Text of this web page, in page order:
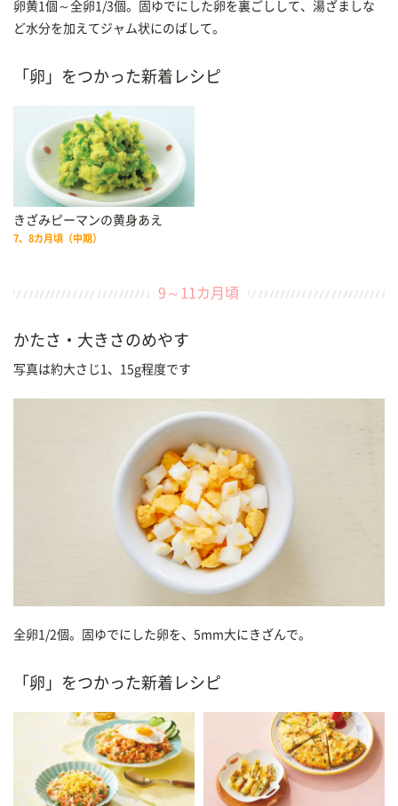
卵黄1個～全卵1/3個。固ゆでにした卵を裏ごしして、湯ざましな
ど水分を加えてジャム状にのばして。
「卵」をつかった新着レシピ
きざみピーマンの黄身あえ
7、8カ月頃（中期）
9～11カ月頃
かたさ・大きさのめやす
写真は約大さじ1、15g程度です
全卵1/2個。固ゆでにした卵を、5mm大にきざんで。
「卵」をつかった新着レシピ